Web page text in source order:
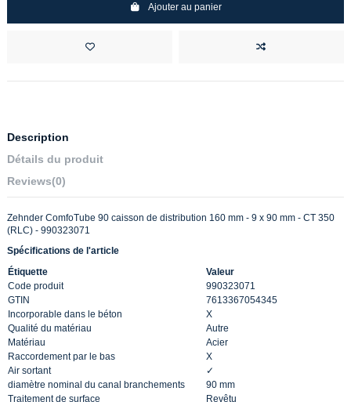
Ajouter au panier
Description
Détails du produit
Reviews(0)
Zehnder ComfoTube 90 caisson de distribution 160 mm - 9 x 90 mm - CT 350
(RLC) - 990323071
Spécifications de l'article
Étiquette
Valeur
Code produit
990323071
GTIN
7613367054345
Incorporable dans le béton
X
Qualité du matériau
Autre
Matériau
Acier
Raccordement par le bas
X
Air sortant
✓
diamètre nominal du canal branchements
90 mm
Traitement de surface
Revêtu